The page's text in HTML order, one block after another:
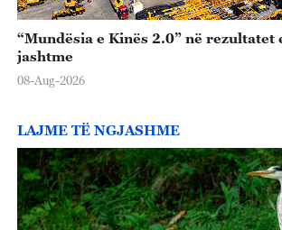
“Mundësia e Kinës 2.0” në rezultatet
jashtme
08-Aug-2026
LAJME TË NGJASHME